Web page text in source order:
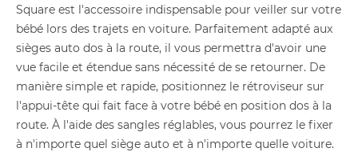
Square est l'accessoire indispensable pour veiller sur votre
bébé lors des trajets en voiture. Parfaitement adapté aux
sièges auto dos à la route, il vous permettra d'avoir une
vue facile et étendue sans nécessité de se retourner. De
manière simple et rapide, positionnez le rétroviseur sur
l'appui-tête qui fait face à votre bébé en position dos à la
route. À l'aide des sangles réglables, vous pourrez le fixer
à n'importe quel siège auto et à n'importe quelle voiture.